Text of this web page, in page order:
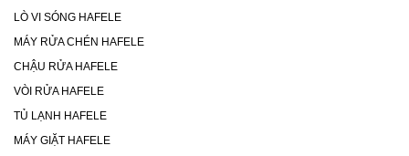
LÒ VI SÓNG HAFELE
MÁY RỬA CHÉN HAFELE
CHẬU RỬA HAFELE
VÒI RỬA HAFELE
TỦ LẠNH HAFELE
MÁY GIẶT HAFELE